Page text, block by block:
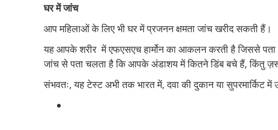
घर में जांच
आप महिलाओं के लिए भी घर में प्रजनन क्षमता जांच खरीद सकती हैं।
यह आपके शरीर में एफएसएच हार्मोन का आकलन करती है जिससे
जांच से पता चलता है कि आपके अंडाशय में कितने डिंब बचे हैं, किंतु
संभवतः, यह टेस्ट अभी तक भारत में, दवा की दुकान या सुपरमार्किट में